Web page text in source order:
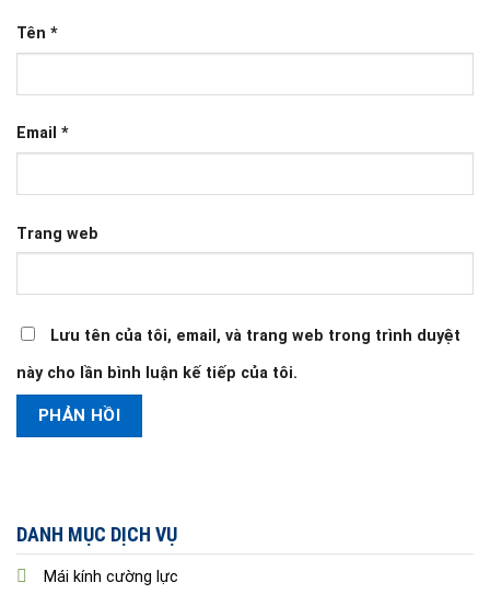
DANH MỤC DỊCH VỤ
Mái kính cường lực
Tên *
Email *
Trang web
Lưu tên của tôi, email, và trang web trong trình duyệt
này cho lần bình luận kế tiếp của tôi.